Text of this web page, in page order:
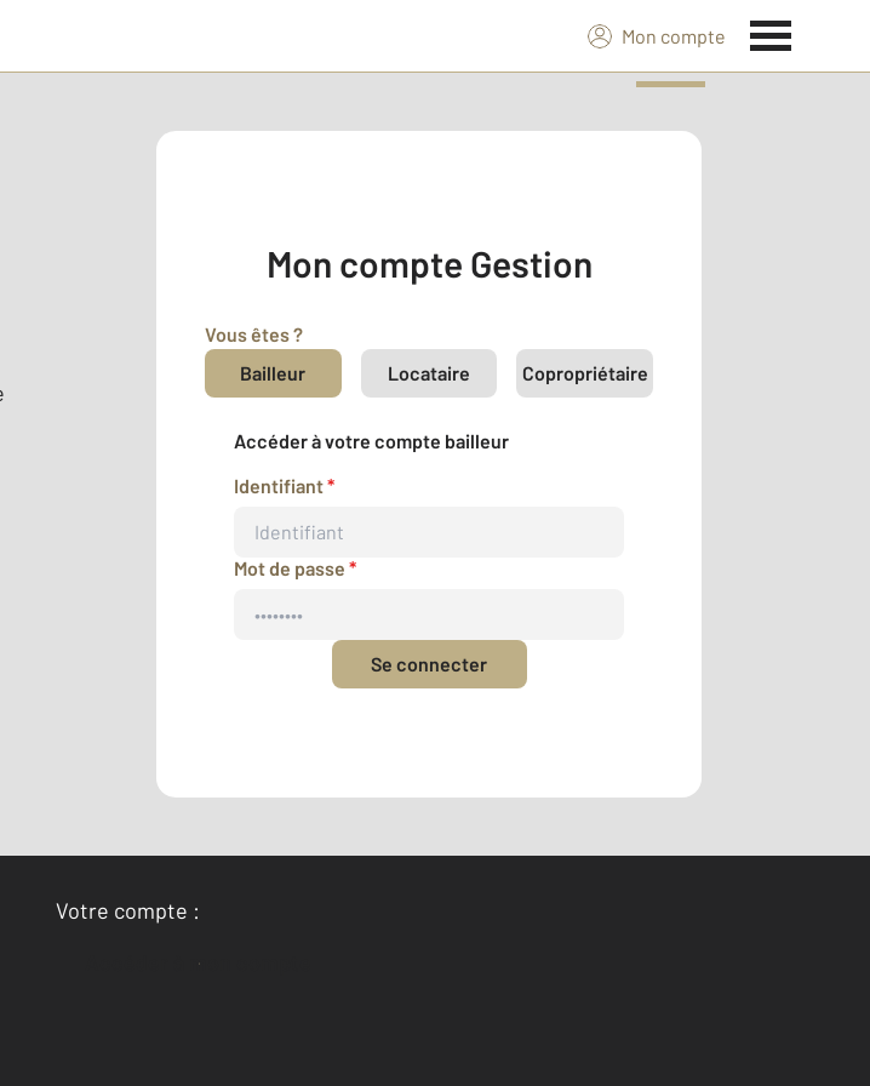
Mon compte
Mon compte Gestion
Vous êtes ?
Bailleur
Locataire Copropriétaire
Accéder à votre compte bailleur
Identifiant*
Mot de passe *
Se connecter
Votre compte :
Accéder à mon compte